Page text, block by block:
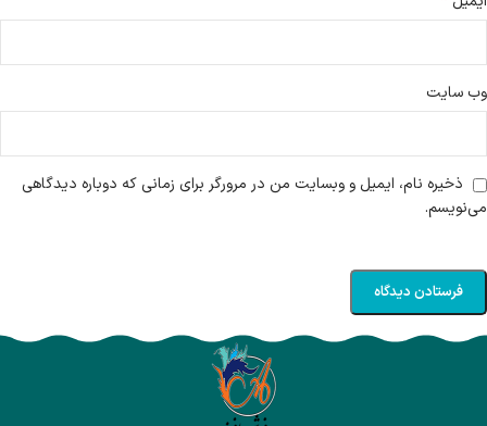
وب‌ سایت
ذخیره نام، ایمیل و وبسایت من در مرورگر برای زمانی که دوباره دیدگاهی
می‌نویسم.